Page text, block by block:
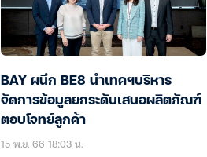
BAY ผนึก BE8 นำเทคฯบริหาร
จัดการข้อมูลยกระดับเสนอผลิตภัณฑ์
ตอบโจทย์ลูกค้า
15 พ.ย. 66 18:03 น.